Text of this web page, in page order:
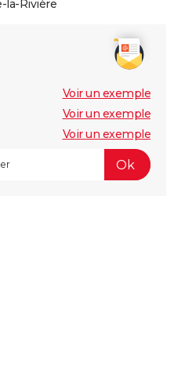
la-Rivière
Voir un exemple
Voir un exemple
Voir un exemple